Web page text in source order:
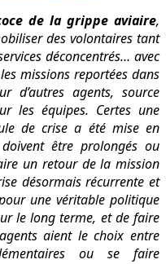
de la grippe aviaire,
des volontaires tant
déconcentrés… avec
missions reportées dans
d’autres agents, source
les équipes. Certes une
de crise a été mise en
être prolongés ou
un retour de la mission
désormais récurrente et
une véritable politique
le long terme, et de faire
aient le choix entre
ou se faire